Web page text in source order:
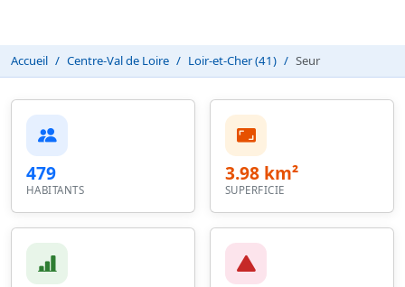
Accueil Centre-Val de Loire Loir-et-Cher (41) Seur
479
HABITANTS
3.98 km²
SUPERFICIE